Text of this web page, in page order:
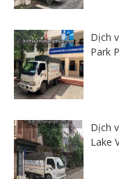
Dịch
Park
Dịch
Lake